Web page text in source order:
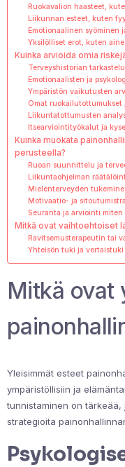
Ruokavalion haasteet,
Liikunnan esteet, kuten
Emotionaalinen syöminen
Yksilölliset erot, kuten
Kuinka arvioida omia
Terveyshistorian
Emotionaalisten ja
Ympäristön vaikutusten
Omat
Liikuntatottumusten
Itsearviointityökalut ja
Kuinka muokata
perusteella?
Ruoan suunnittelu ja
Liikuntaohjelman
Mielenterveyden
Motivaatio- ja
Seuranta ja arviointi miten
Mitkä ovat vaihtoehtoiset
Ravitsemusterapeutin tai
Yhteisön tuki ja vertaistuki
Mitkä ovat
Yleisimmät esteet
ympäristöllisiin ja
tunnistaminen on
strategioita